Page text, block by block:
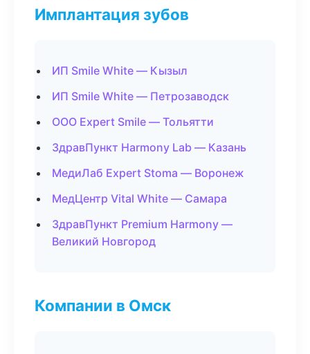
Имплантация зубов
ИП Smile White — Кызыл
ИП Smile White — Петрозаводск
ООО Expert Smile — Тольятти
ЗдравПункт Harmony Lab — Казань
МедиЛаб Expert Stoma — Воронеж
МедЦентр Vital White — Самара
ЗдравПункт Premium Harmony —
Великий Новгород
Компании в Омск